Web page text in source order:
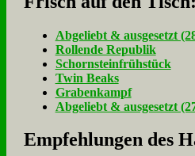
Ab­ge­liebt & aus­ge­setzt
Rol­len­de Re­pu­blik
Schorn­stein­früh­stück
Twin Beaks
Gra­ben­kampf
Ab­ge­liebt & aus­ge­setzt
Empfehlungen des